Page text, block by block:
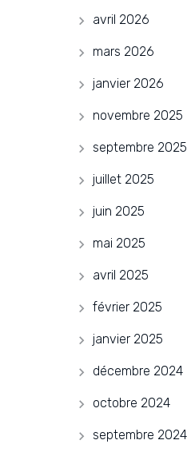
avril 2026
mars 2026
janvier 2026
novembre 2025
septembre 2025
juillet 2025
juin 2025
mai 2025
avril 2025
février 2025
janvier 2025
décembre 2024
octobre 2024
septembre 2024